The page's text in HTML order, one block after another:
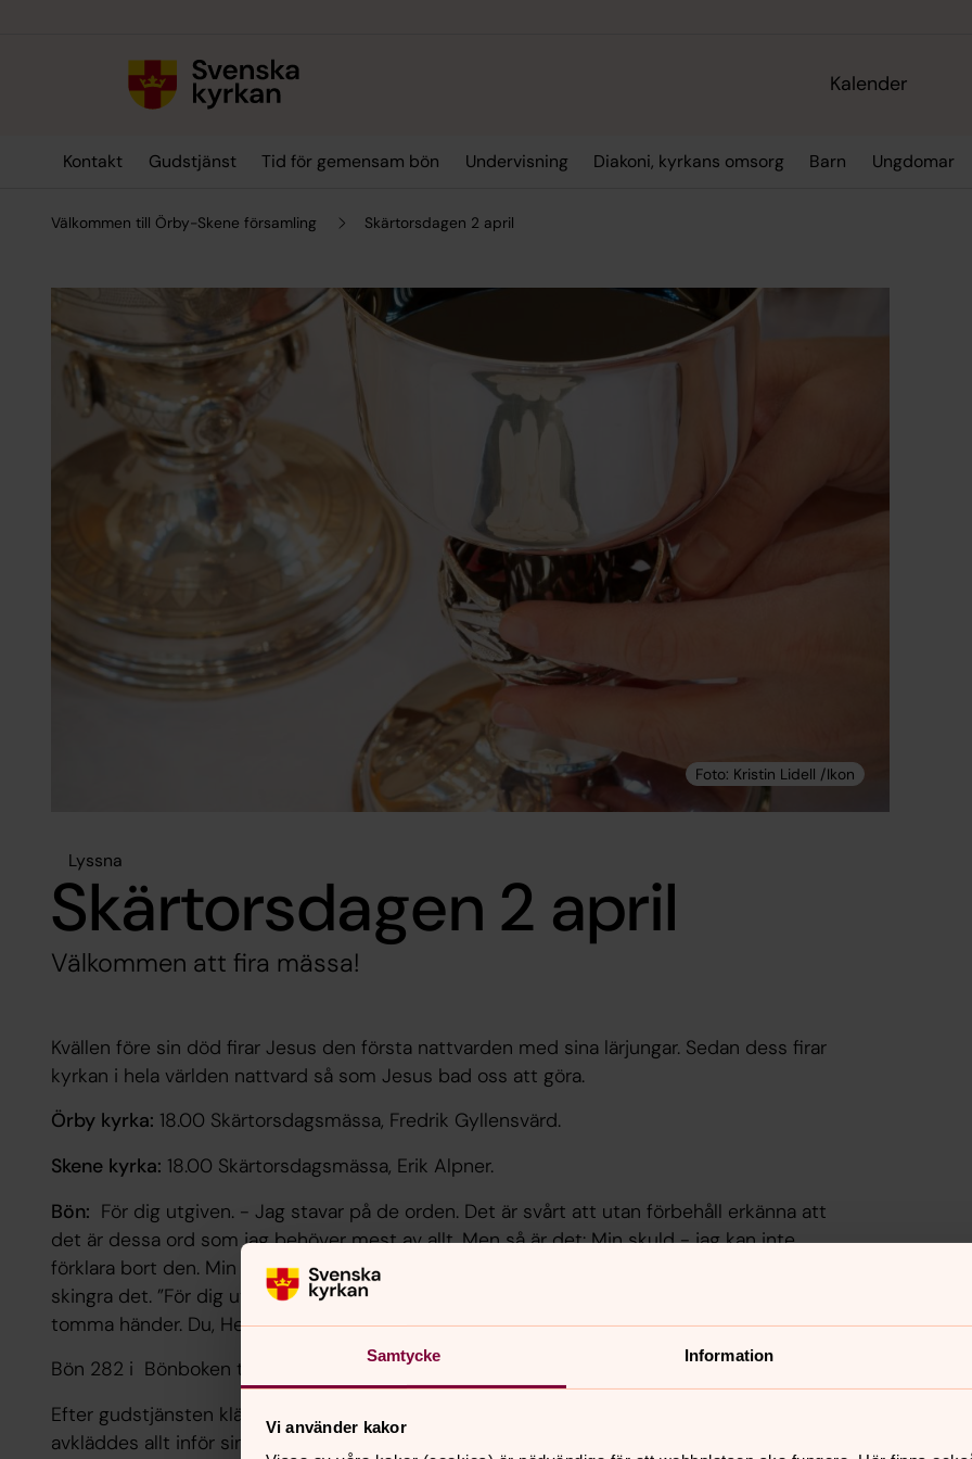
Samtycke Information
Vi använder kakor
Kalender
Kontakt Gudstjänst Tid för gemensam bön Undervisning Diakoni, kyrkans omsorg Barn Ungdomar
Välkommen till Örby-Skene församling Skärtorsdagen 2 april
Lyssna
Skärtorsdagen 2 april
Välkommen att fira mässa!
Kvällen före sin död firar Jesus den första nattvarden med sina lärjungar. Sedan dess firar
kyrkan i hela världen nattvard så som Jesus bad oss att göra.
Örby kyrka: 18.00 Skärtorsdagsmässa, Fredrik Gyllensvärd.
Skene kyrka: 18.00 Skärtorsdagsmässa, Erik Alpner.
Bön: För dig utgiven. - Jag stavar på de orden. Det är svårt att utan förbehåll erkänna att
det är dessa ord som jag behöver mest av allt. Men så är det: Min skuld - jag kan inte
förklara bort den. Min tomhet - jag kan inte själv fylla den. Mitt tvivel - jag kan inte själv
skingra det. ”För dig utgiven” - också för mig! Om och om igen vill jag komma med mina
tomma händer. Du, Herre, ger och tröttnar inte. Det är nåd.
Bön 282 i Bönboken tradition och liv.
Efter gudstjänsten kläs altaret av som en förberedelse inför Långfredagen, då Jesus
avkläddes allt inför sin död.